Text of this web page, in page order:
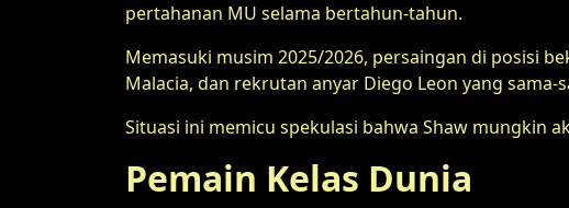
pertahanan MU selama bertahun-tahun.
Memasuki musim 2025/2026, persaingan di posisi
Malacia, dan rekrutan anyar Diego Leon yang
Situasi ini memicu spekulasi bahwa Shaw mungkin
Pemain Kelas Dunia